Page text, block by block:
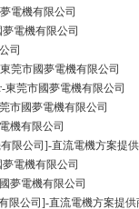
電機有限公司
電機有限公司
司
莞市國夢電機有限公司
東莞市國夢電機有限公司
市國夢電機有限公司
機有限公司
限公司]-直流電機方案提
電機有限公司
夢電機有限公司
限公司]-直流電機方案提供